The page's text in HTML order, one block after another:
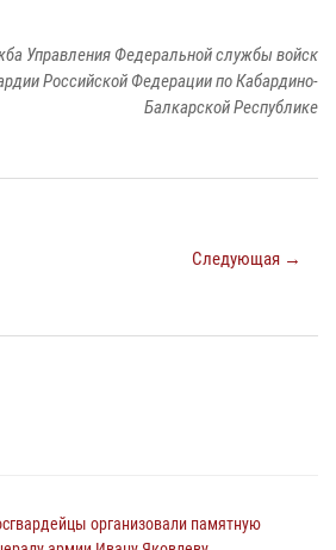
Управления Федеральной службы войск
Российской Федерации по Кабардино-
Балкарской Республике
Следующая →
организовали памятную